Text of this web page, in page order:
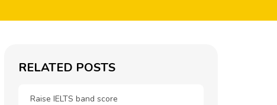
RELATED POSTS
Raise IELTS band score